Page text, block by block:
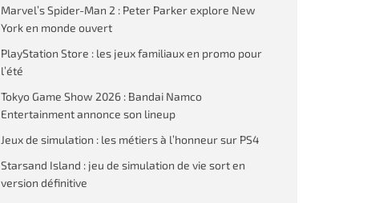
Marvel’s Spider-Man 2 : Peter Parker explore New
York en monde ouvert
PlayStation Store : les jeux familiaux en promo pour
l’été
Tokyo Game Show 2026 : Bandai Namco
Entertainment annonce son lineup
Jeux de simulation : les métiers à l’honneur sur PS4
Starsand Island : jeu de simulation de vie sort en
version définitive